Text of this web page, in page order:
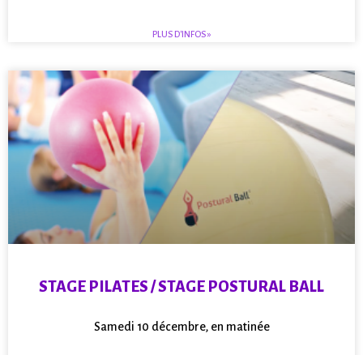
PLUS D'INFOS »
STAGE PILATES / STAGE POSTURAL BALL
Samedi 10 décembre, en matinée